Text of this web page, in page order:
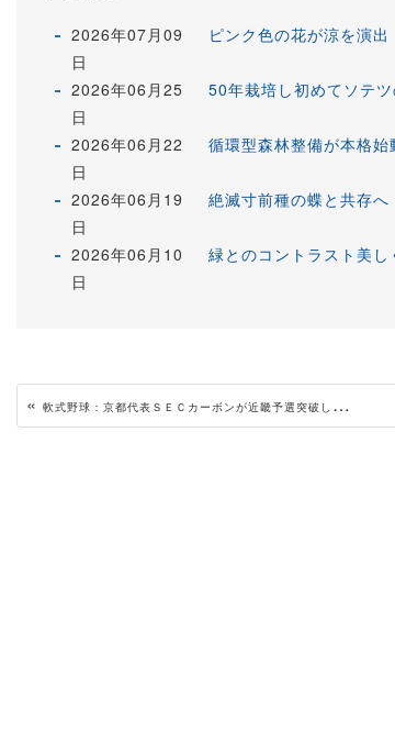
2026年07月09
日
ピンク色の花が涼を演
2026年06月25
日
50年栽培し初めてソテ
2026年06月22
日
循環型森林整備が本格
2026年06月19
日
絶滅寸前種の蝶と共存
2026年06月10
日
緑とのコントラスト美
« 軟式野球：京都代表ＳＥＣカーボンが近畿予選突破して国体出場